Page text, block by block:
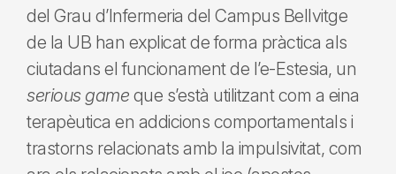
del Grau d’Infermeria del Campus Bellvitge
de la UB han explicat de forma pràctica als
ciutadans el funcionament de l’e-Estesia, un
serious game que s’està utilitzant com a eina
terapèutica en addicions comportamentals i
trastorns relacionats amb la impulsivitat, com